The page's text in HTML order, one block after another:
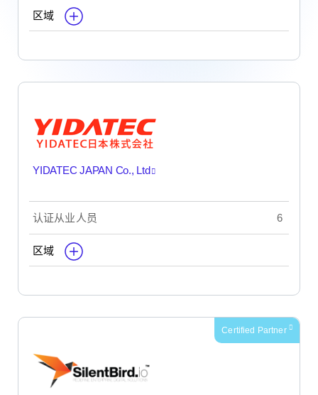
区域
YIDATEC JAPAN Co., Ltd
认证从业人员 6
区域
Certified Partner